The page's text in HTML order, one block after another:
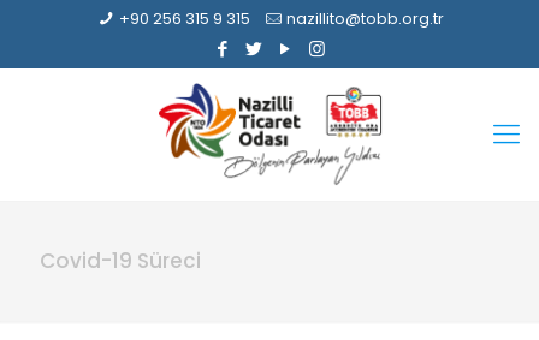
+90 256 315 9 315 nazillito@tobb.org.tr
Covid-19 Süreci